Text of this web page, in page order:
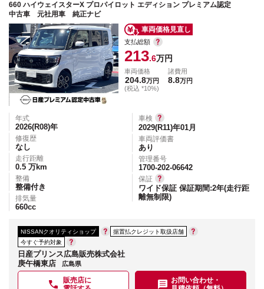
660 ハイウェイスターX プロパイロット エディション プレミアム認定
中古車 元社用車 純正ナビ
車両価格見直し
支払総額
213.6万円
車両価格
204.8万円
(税込 *10%)
諸費用
8.8万円
年式
2026(R08)年
修復歴
なし
走行距離
0.5 万km
整備
整備付き
排気量
660cc
車検
2029(R11)年01月
車両評価書
あり
管理番号
1700-202-06642
保証
ワイド保証 保証期間:2年(走行距
離無制限)
NISSANクオリティショップ
据置払クレジット取扱店舗
今すぐ予約対象
日産プリンス広島販売株式会社
庚午橋東店
広島県
販売店に
お問い合わせ・